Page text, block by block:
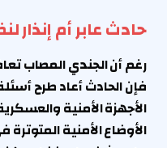
حادث عابر أم إنذار
رغم أن الجندي المصاب
فإن الحادث أعاد طرح
الأجهزة الأمنية
الأوضاع الأمنية المتوترة